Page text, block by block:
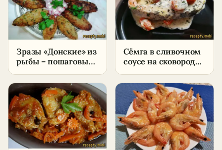
Зразы «Донские» из
рыбы – пошаговый
условиях
Сёмга в сливочном
соусе на сковороде
рецепт в домашних
условиях